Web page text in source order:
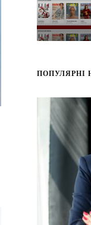
ПОПУЛЯРНІ